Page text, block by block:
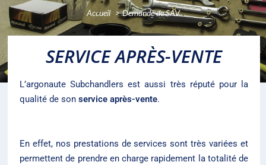
Accueil Demande de SAV
SERVICE APRÈS-VENTE
L’argonaute Subchandlers est aussi très réputé pour la
qualité de son service après-vente.
En effet, nos prestations de services sont très variées et
permettent de prendre en charge rapidement la totalité de